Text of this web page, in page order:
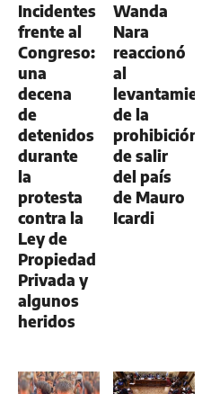
Incidentes
frente al
Congreso:
una
decena
de
detenidos
durante
la
protesta
contra la
Ley de
Propiedad
Privada y
algunos
heridos
Wanda
Nara
reaccionó
al
de la
prohibición
de salir
del país
de Mauro
Icardi